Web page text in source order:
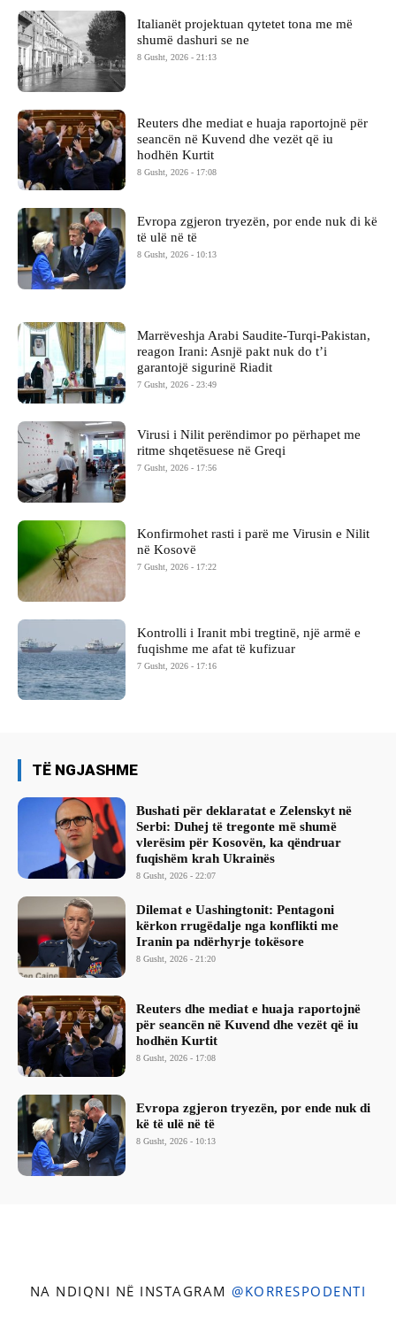
Italianët projektuan qytetet tona me më
shumë dashuri se ne
8 Gusht, 2026 - 21:13
Reuters dhe mediat e huaja raportojnë për
seancën në Kuvend dhe vezët që iu
hodhën Kurtit
8 Gusht, 2026 - 17:08
Evropa zgjeron tryezën, por ende nuk di kë
të ulë në të
8 Gusht, 2026 - 10:13
Marrëveshja Arabi Saudite-Turqi-Pakistan,
reagon Irani: Asnjë pakt nuk do t’i
garantojë sigurinë Riadit
7 Gusht, 2026 - 23:49
Virusi i Nilit perëndimor po përhapet me
ritme shqetësuese në Greqi
7 Gusht, 2026 - 17:56
Konfirmohet rasti i parë me Virusin e Nilit
në Kosovë
7 Gusht, 2026 - 17:22
Kontrolli i Iranit mbi tregtinë, një armë e
fuqishme me afat të kufizuar
7 Gusht, 2026 - 17:16
TË NGJASHME
Bushati për deklaratat e Zelenskyt në
Serbi: Duhej të tregonte më shumë
vlerësim për Kosovën, ka qëndruar
fuqishëm krah Ukrainës
8 Gusht, 2026 - 22:07
Dilemat e Uashingtonit: Pentagoni
kërkon rrugëdalje nga konflikti me
Iranin pa ndërhyrje tokësore
8 Gusht, 2026 - 21:20
Reuters dhe mediat e huaja raportojnë
për seancën në Kuvend dhe vezët që iu
hodhën Kurtit
8 Gusht, 2026 - 17:08
Evropa zgjeron tryezën, por ende nuk di
kë të ulë në të
8 Gusht, 2026 - 10:13
NA NDIQNI NË INSTAGRAM @KORRESPODENTI